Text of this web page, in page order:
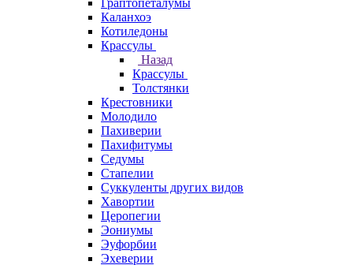
Граптопеталумы
Каланхоэ
Котиледоны
Крассулы
Назад
Крассулы
Толстянки
Крестовники
Молодило
Пахиверии
Пахифитумы
Седумы
Стапелии
Суккуленты других видов
Хавортии
Церопегии
Эониумы
Эуфорбии
Эхеверии